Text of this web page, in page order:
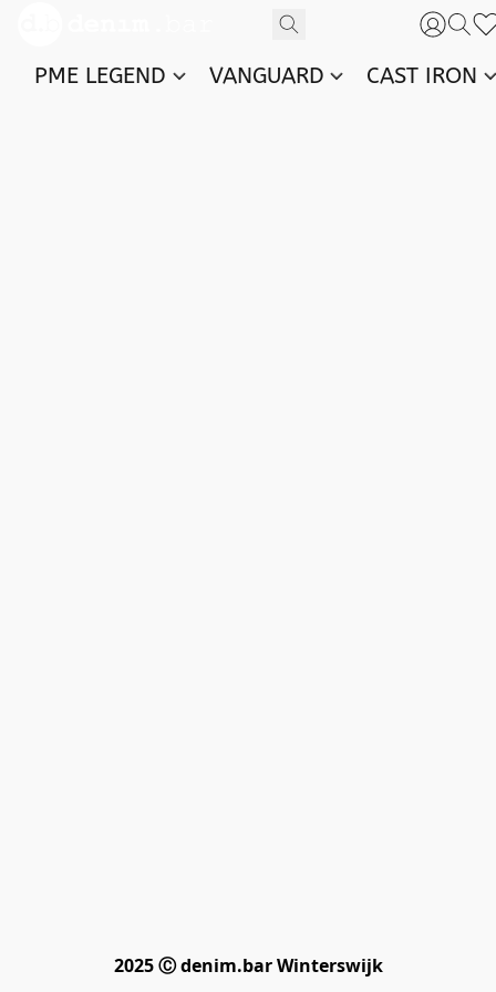
PME LEGEND VANGUARD CAST IRON
2025 Ⓒ denim.bar Winterswijk